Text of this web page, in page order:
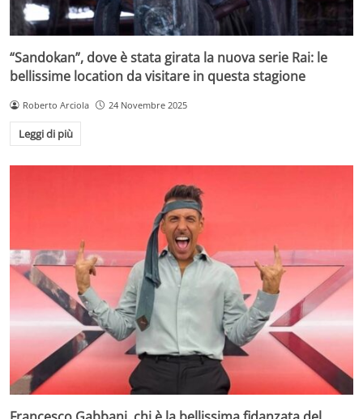
“Sandokan”, dove è stata girata la nuova serie Rai: le
bellissime location da visitare in questa stagione
Roberto Arciola 24 Novembre 2025
Leggi di più